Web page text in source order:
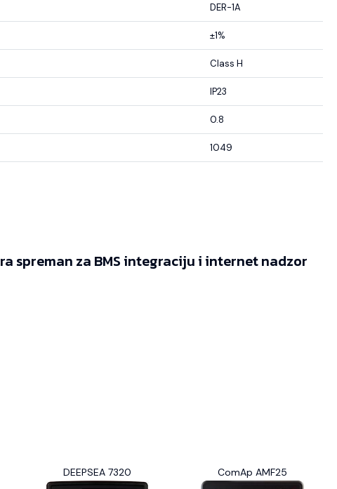
DER-1A
±1%
Class H
IP23
0.8
1049
spreman za BMS integraciju i internet nadzor
DEEPSEA 7320 ComAp AMF25